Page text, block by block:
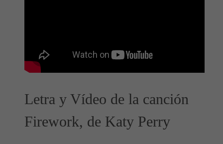
Letra y Vídeo de la canción
Firework, de Katy Perry